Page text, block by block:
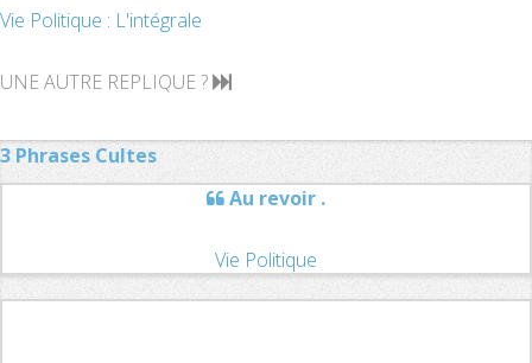
Vie Politique : L'intégrale
UNE AUTRE REPLIQUE ?
3 Phrases Cultes
Au revoir .
Vie Politique